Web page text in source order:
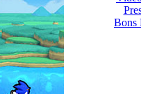
Bons